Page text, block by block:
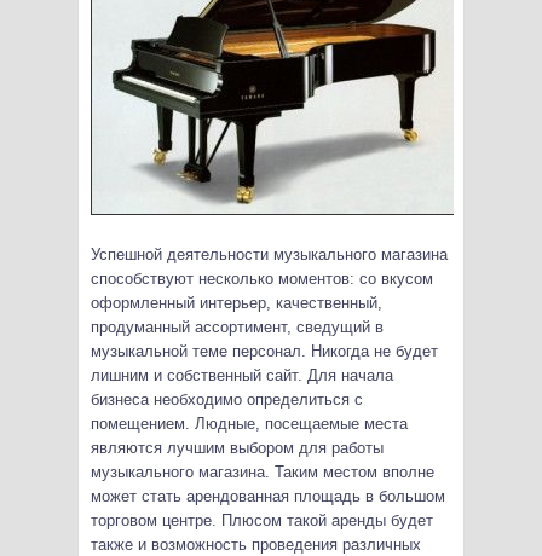
Успешной деятельности музыкального магазина
способствуют несколько моментов: со вкусом
оформленный интерьер, качественный,
продуманный ассортимент, сведущий в
музыкальной теме персонал. Никогда не будет
лишним и собственный сайт. Для начала
бизнеса необходимо определиться с
помещением. Людные, посещаемые места
являются лучшим выбором для работы
музыкального магазина. Таким местом вполне
может стать арендованная площадь в большом
торговом центре. Плюсом такой аренды будет
также и возможность проведения различных